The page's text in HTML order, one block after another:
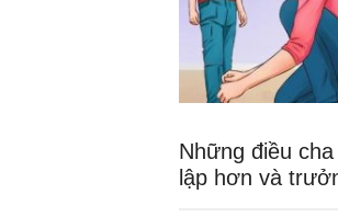
Những điều
lập hơn và